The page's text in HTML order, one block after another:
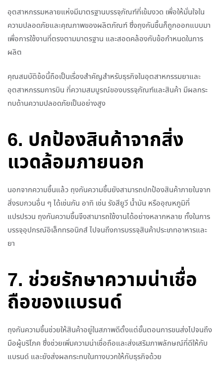
อุตสาหกรรมหลายแห่งมีมาตรฐานบรรจุภัณฑ์ที่เข้มงวด เพื่อให้มั่นใจใน
ความปลอดภัยและคุณภาพของผลิตภัณฑ์ ซึ่งถุงกันชื้นก็ถูกออกแบบมา
เพื่อการใช้งานที่ตรงตามมาตรฐาน และสอดคล้องกับข้อกำหนดในการ
ผลิต
คุณสมบัติข้อนี้ถือเป็นเรื่องสำคัญสำหรับธุรกิจในอุตสาหกรรมยาและ
อุตสาหกรรมการบิน ที่ความสมบูรณ์ของบรรจุภัณฑ์และสินค้า มีผลกระ
ทบด้านความปลอดภัยเป็นอย่างสูง
6. ปกป้องสินค้าจากสิ่ง
แวดล้อมภายนอก
นอกจากความชื้นแล้ว ถุงกันความชื้นยังสามารถปกป้องสินค้าภายในจาก
สิ่งรบกวนอื่น ๆ ได้เช่นกัน อาทิ เช่น รังสียูวี น้ำมัน หรืออุณหภูมิที่
แปรปรวน ถุงกันความชื้นจึงสามารถใช้งานได้อย่างหลากหลาย ทั้งในการ
บรรจุอุปกรณ์อิเล็กทรอนิกส์ ไปจนถึงการบรรจุสินค้าประเภทอาหารและ
ยา
7. ช่วยรักษาความน่าเชื่อ
ถือของแบรนด์
ถุงกันความชื้นช่วยให้สินค้าอยู่ในสภาพดีตั้งแต่ขั้นตอนการขนส่งไปจนถึง
มือผู้บริโภค ซึ่งช่วยเพิ่มความน่าเชื่อถือและส่งเสริมภาพลักษณ์ที่ดีให้กับ
แบรนด์ และยังส่งผลกระทบในทางบวกให้กับธุรกิจด้วย